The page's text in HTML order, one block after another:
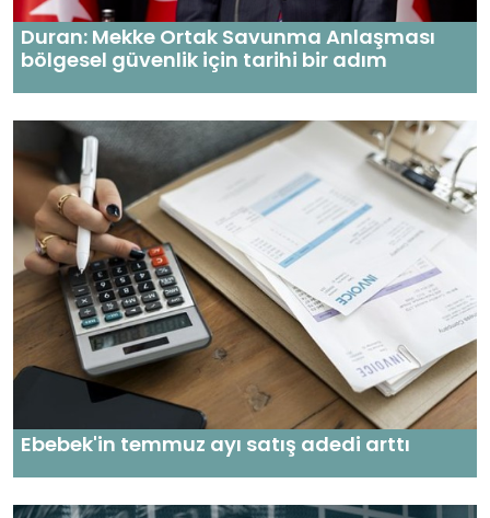
Duran: Mekke Ortak Savunma Anlaşması
bölgesel güvenlik için tarihi bir adım
Ebebek'in temmuz ayı satış adedi arttı